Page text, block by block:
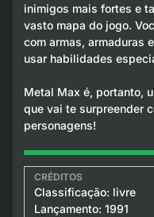
inimigos mais fortes e
vasto mapa do jogo.
com armas, armaduras
usar habilidades
Metal Max é, portanto,
que vai te surpreender
personagens!
Classificação: livre
Lançamento: 1991